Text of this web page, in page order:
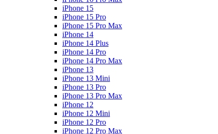
iPhone 15
iPhone 15 Pro
iPhone 15 Pro Max
iPhone 14
iPhone 14 Plus
iPhone 14 Pro
iPhone 14 Pro Max
iPhone 13
iPhone 13 Mini
iPhone 13 Pro
iPhone 13 Pro Max
iPhone 12
iPhone 12 Mini
iPhone 12 Pro
iPhone 12 Pro Max